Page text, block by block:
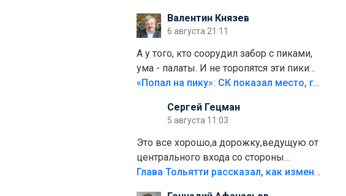
Валентин Князев
6 августа 21:11
А у того, кто соорудил забор с пиками,
ума - палаты. И не торопятся эти пики
срезать
«Попал на пику»: СК показал место, где был смертельно травмирован ребенок в Тольятти
Сергей Гецман
5 августа 11:03
Это все хорошо,а дорожку,ведущую от
центрального входа со стороны
кафе"Мираж" к аттракционам слабо
Глава Тольятти рассказал, как изменится парк Центрального района